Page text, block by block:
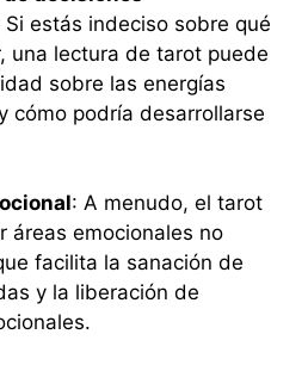
Si estás indeciso sobre qué
una lectura de tarot puede
sobre las energías
cómo podría desarrollarse
: A menudo, el tarot
áreas emocionales no
facilita la sanación de
y la liberación de